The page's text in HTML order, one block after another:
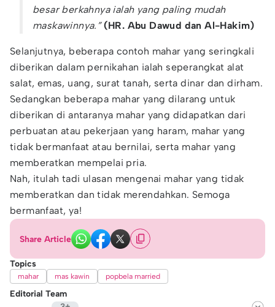
besar berkahnya ialah yang paling mudah
maskawinnya.” (HR. Abu Dawud dan Al-Hakim)
Selanjutnya, beberapa contoh mahar yang seringkali
diberikan dalam pernikahan ialah seperangkat alat
salat, emas, uang, surat tanah, serta dinar dan dirham.
Sedangkan beberapa mahar yang dilarang untuk
diberikan di antaranya mahar yang didapatkan dari
perbuatan atau pekerjaan yang haram, mahar yang
tidak bermanfaat atau bernilai, serta mahar yang
memberatkan mempelai pria.
Nah, itulah tadi ulasan mengenai mahar yang tidak
memberatkan dan tidak merendahkan. Semoga
bermanfaat, ya!
Share Article
Topics
mahar mas kawin popbela married
Editorial Team